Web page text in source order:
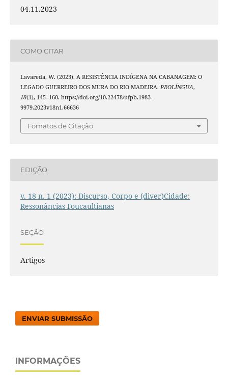
04.11.2023
COMO CITAR
Lavareda, W. (2023). A RESISTÊNCIA INDÍGENA NA CABANAGEM: O
LEGADO GUERREIRO DOS MURA DO RIO MADEIRA. PROLÍNGUA,
18(1), 145–160. https://doi.org/10.22478/ufpb.1983-
9979.2023v18n1.66636
Fomatos de Citação
EDIÇÃO
v. 18 n. 1 (2023): Discurso, Corpo e (diver)Cidade:
Ressonâncias Foucaultianas
SEÇÃO
Artigos
ENVIAR SUBMISSÃO
INFORMAÇÕES